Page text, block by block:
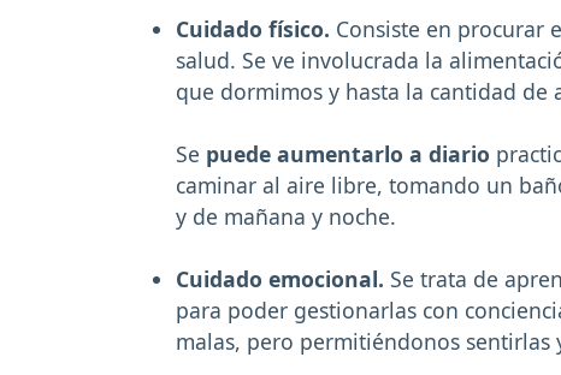
Cuidado físico. Consiste en procurar
salud. Se ve involucrada la
que dormimos y hasta la cantidad de
Se puede aumentarlo a diario
caminar al aire libre, tomando un
y de mañana y noche.
Cuidado emocional. Se trata de
para poder gestionarlas con
malas, pero permitiéndonos sentirlas